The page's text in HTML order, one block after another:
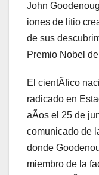
John
iones de litio
de sus
Premio Nobel
El cientÃfico
radicado en
aÃos el 25 de
comunicado de
donde
miembro de la